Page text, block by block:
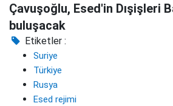
Çavuşoğlu, Esed'in Dışişleri
buluşacak
Etiketler :
Suriye
Türkiye
Rusya
Esed rejimi